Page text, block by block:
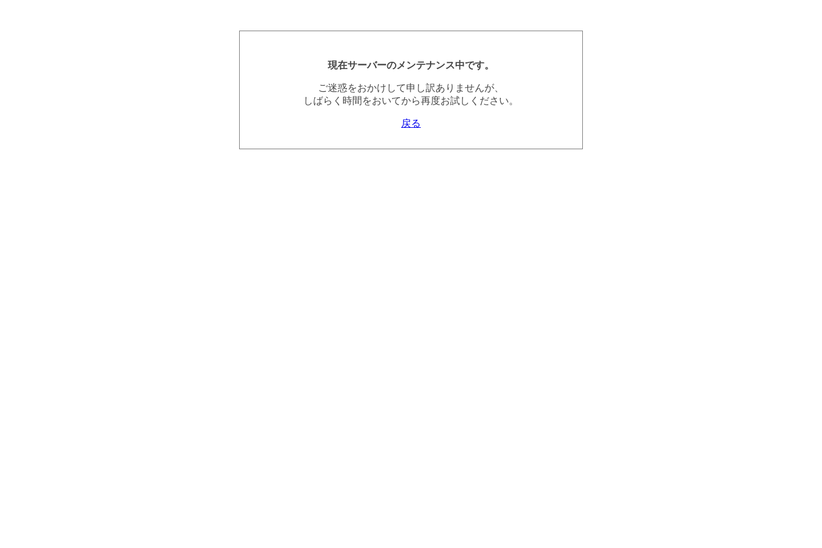
現在サーバーのメンテナンス中です。
ご迷惑をおかけして申し訳ありませんが、
しばらく時間をおいてから再度お試しください。
戻る